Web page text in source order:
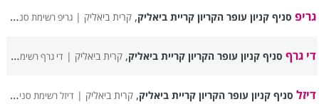
גריפ סניף קניון עופר הקריון קריית ביאליק,קרית ביאליק |גריפ רשימת סניפים
די גרף סניף קניון עופר הקריון קריית ביאליק,קרית ביאליק | די גרף רשימת סניפים
דיזל סניף קניון עופר הקריון קריית ביאליק,קרית ביאליק | דיזל רשימת סניפים